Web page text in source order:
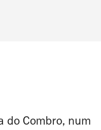
do Combro, num